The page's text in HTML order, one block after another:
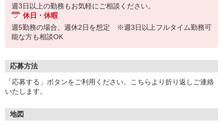
週3日以上の勤務もお気軽にご相談ください。
休日・休暇
週5勤務の場合、週休2日を想定 ※週3日以上フルタイム勤務可
能な方も相談OK
応募方法
「応募する」ボタンをご利用ください。こちらより折り返しご連絡
いたします。
地図